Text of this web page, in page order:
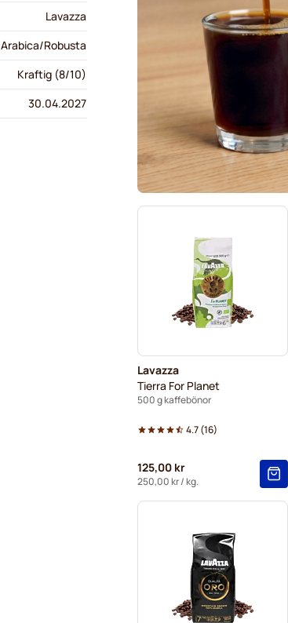
Lavazza
Tierra For Planet
500 g kaffebönor
4.7(16)
125,00 kr
250,00 kr/ kg.
Lavazza
Arabica/Robusta
Kraftig (8/10)
30.04.2027